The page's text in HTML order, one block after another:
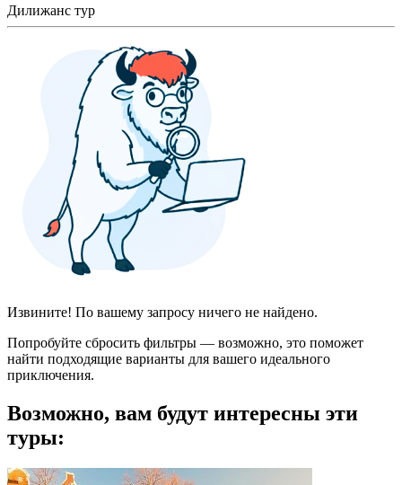
Дилижанс тур
Извините! По вашему запросу ничего не найдено.
Попробуйте сбросить фильтры — возможно, это поможет
найти подходящие варианты для вашего идеального
приключения.
Возможно, вам будут интересны эти
туры: